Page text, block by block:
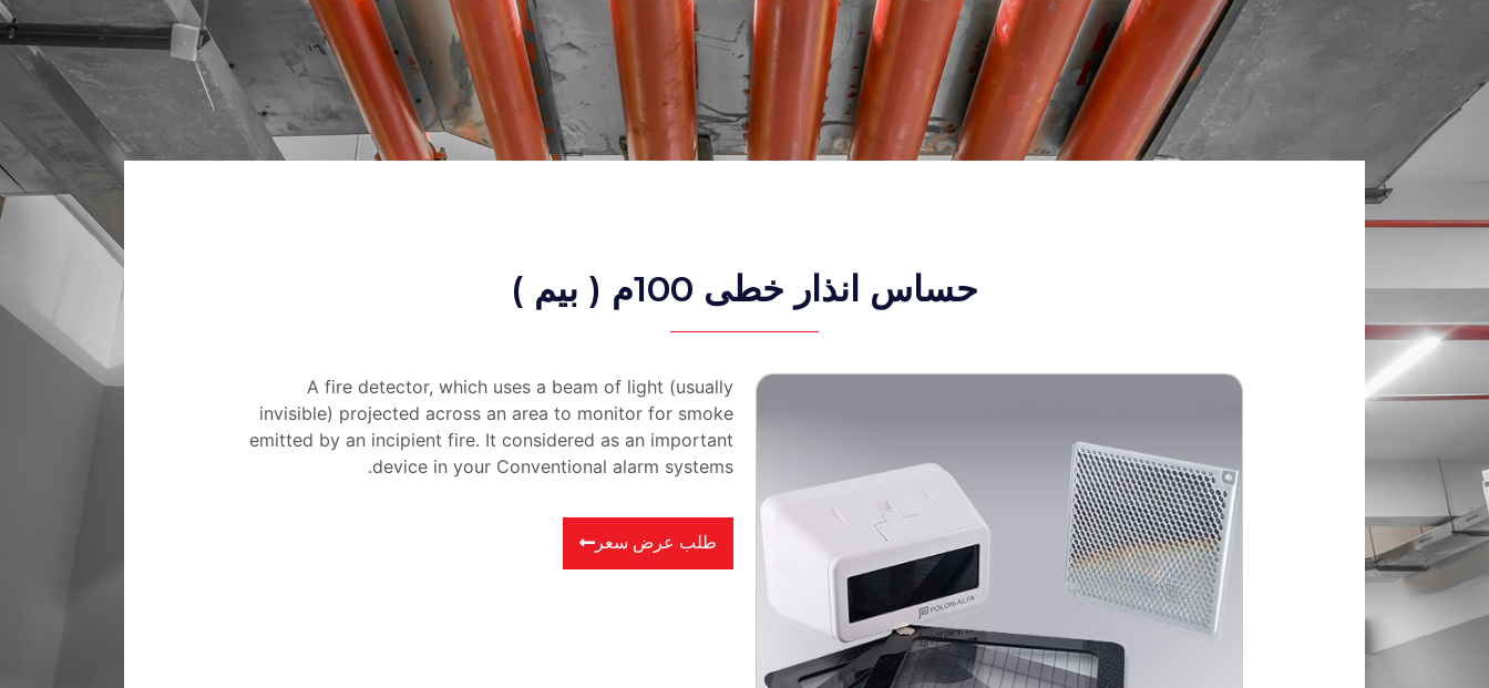
حساس انذار خطى 100م ( بيم )
A fire detector, which uses a beam of light (usually
invisible) projected across an area to monitor for smoke
emitted by an incipient fire. It considered as an important
device in your Conventional alarm systems.
طلب عرض سعر